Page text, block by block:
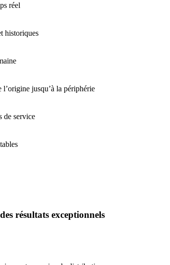
réel
historiques
jusqu’à la périphérie
de service
résultats exceptionnels